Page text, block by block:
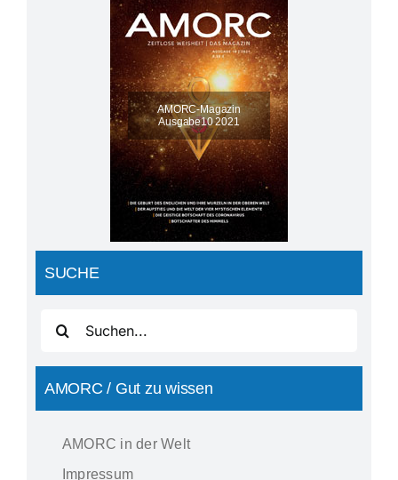
SUCHE
nach:
AMORC / Gut zu wissen
AMORC in der Welt
Impressum